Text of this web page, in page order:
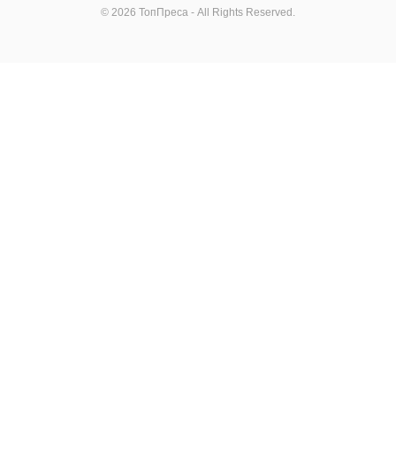
© 2026 ТопПреса - All Rights Reserved.